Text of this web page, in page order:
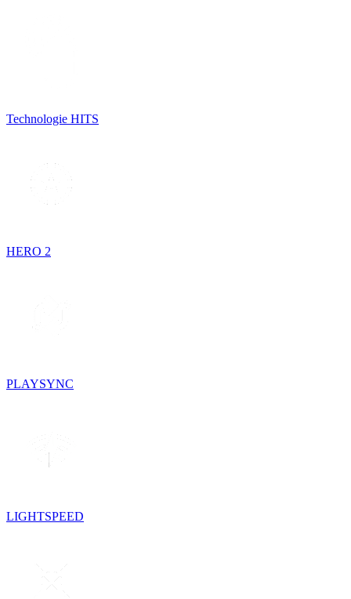
Technologie HITS
HERO 2
PLAYSYNC
LIGHTSPEED